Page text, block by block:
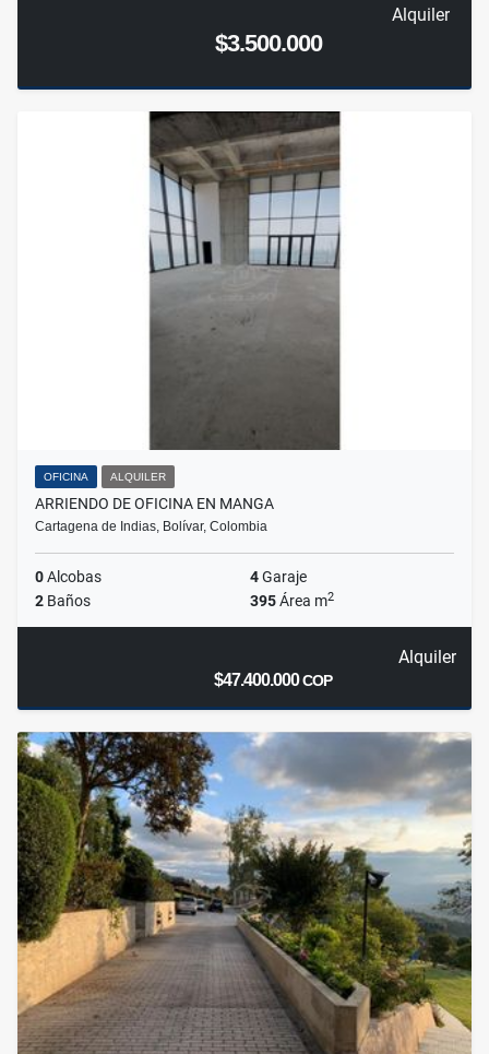
Alquiler
$3.500.000
OFICINA ALQUILER
ARRIENDO DE OFICINA EN MANGA
Cartagena de Indias, Bolívar, Colombia
0Alcobas 4Garaje
2 Baños 395Área m2
Alquiler
$47.400.000COP